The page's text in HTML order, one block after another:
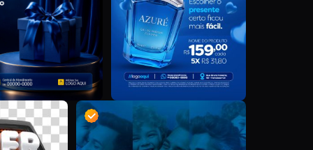
D D